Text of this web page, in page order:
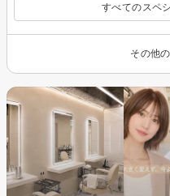
すべてのスペ
その他